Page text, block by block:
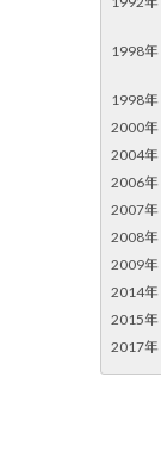
1998年
1998年
2000年
2004年
2006年
2007年
2008年
2009年
2014年
2015年
2017年